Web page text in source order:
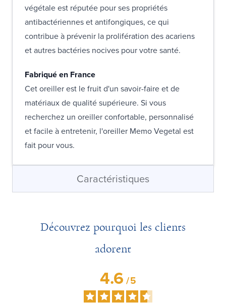
végétale est réputée pour ses propriétés
antibactériennes et antifongiques, ce qui
contribue à prévenir la prolifération des acariens
et autres bactéries nocives pour votre santé.
Fabriqué en France
Cet oreiller est le fruit d'un savoir-faire et de
matériaux de qualité supérieure. Si vous
recherchez un oreiller confortable, personnalisé
et facile à entretenir, l'oreiller Memo Vegetal est
fait pour vous.
Caractéristiques
Découvrez pourquoi les clients
adorent
4.6/5